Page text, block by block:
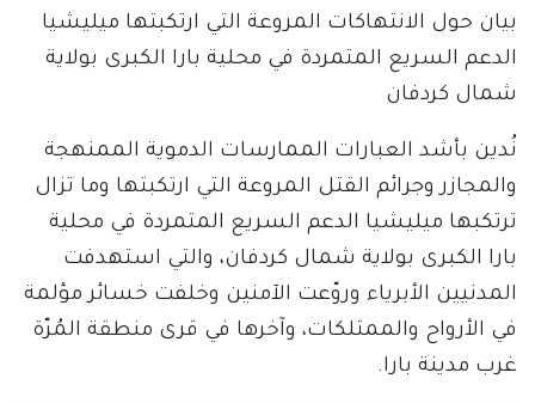
بيان حول الانتهاكات المروعة التي ارتكبتها ميليشيا
الدعم السريع المتمردة في محلية بارا الكبرى بولاية
شمال كردفان
نُدين بأشد العبارات الممارسات الدموية الممنهجة
والمجازر وجرائم القتل المروعة التي ارتكبتها وما تزال
ترتكبها ميليشيا الدعم السريع المتمردة في محلية
بارا الكبرى بولاية شمال كردفان، والتي استهدفت
المدنيين الأبرياء وروّعت الآمنين وخلفت خسائر مؤلمة
في الأرواح والممتلكات، وآخرها في قرى منطقة المُرّة
غرب مدينة بارا.